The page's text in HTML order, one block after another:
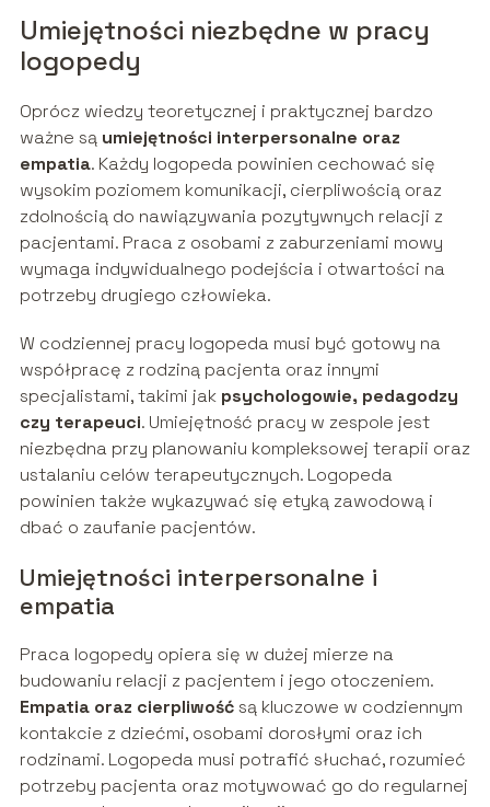
Umiejętności niezbędne w pracy
logopedy
Oprócz wiedzy teoretycznej i praktycznej bardzo
ważne są umiejętności interpersonalne oraz
empatia. Każdy logopeda powinien cechować się
wysokim poziomem komunikacji, cierpliwością oraz
zdolnością do nawiązywania pozytywnych relacji z
pacjentami. Praca z osobami z zaburzeniami mowy
wymaga indywidualnego podejścia i otwartości na
potrzeby drugiego człowieka.
W codziennej pracy logopeda musi być gotowy na
współpracę z rodziną pacjenta oraz innymi
specjalistami, takimi jak psychologowie, pedagodzy
czy terapeuci. Umiejętność pracy w zespole jest
niezbędna przy planowaniu kompleksowej terapii oraz
ustalaniu celów terapeutycznych. Logopeda
powinien także wykazywać się etyką zawodową i
dbać o zaufanie pacjentów.
Umiejętności interpersonalne i
empatia
Praca logopedy opiera się w dużej mierze na
budowaniu relacji z pacjentem i jego otoczeniem.
Empatia oraz cierpliwośćsą kluczowe w codziennym
kontakcie z dziećmi, osobami dorosłymi oraz ich
rodzinami. Logopeda musi potrafić słuchać, rozumieć
potrzeby pacjenta oraz motywować go do regularnej